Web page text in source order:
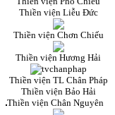
Thiền viện Liễu Đức
Thiền viện Chơn Chiếu
Thiền viện Hương Hải
Thiền viện TL Chân Pháp
Thiền viện Bảo Hải
Thiền viện Chân Nguyên